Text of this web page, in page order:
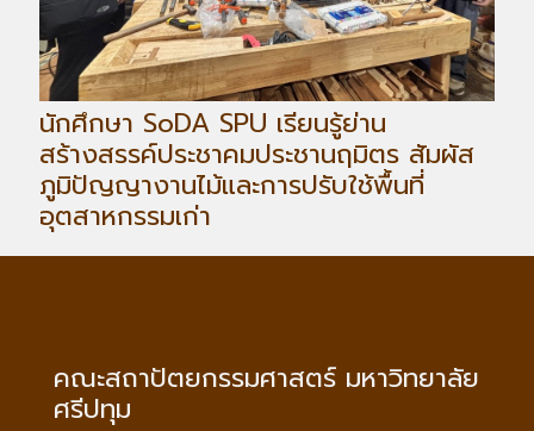
นักศึกษา SoDA SPU เรียนรู้ย่าน
สร้างสรรค์ประชาคมประชานฤมิตร สัมผัส
ภูมิปัญญางานไม้และการปรับใช้พื้นที่
อุตสาหกรรมเก่า
คณะสถาปัตยกรรมศาสตร์ มหาวิทยาลัย
ศรีปทุม